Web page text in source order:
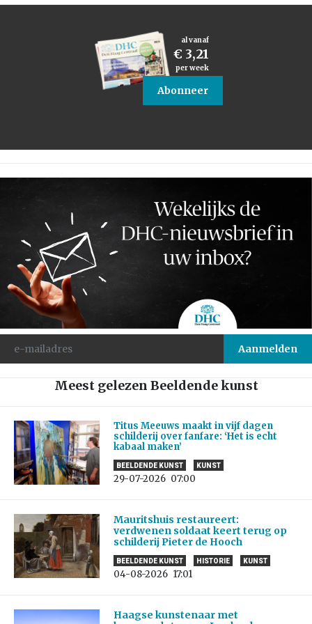
al vanaf
€ 3,21
per week
Abonneer
Meest gelezen Beeldende kunst
Titus Meeuws maakt in vijf dagen
schilderij over fanfare: ‘Het is echt
kabaal maken’
BEELDENDE KUNST KUNST
29-07-2026 07:00
Mauritshuis restaureert:
verdwenen soldaat keert terug op
schilderij Pieter de Hooch
BEELDENDE KUNST HISTORIE KUNST
04-08-2026 17:01
Haagse kunstenaar met